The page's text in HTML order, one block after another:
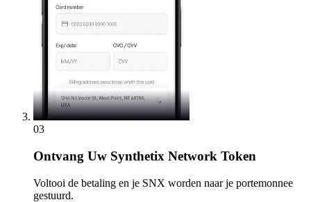
03
Ontvang Uw Synthetix Network Token
Voltooi de betaling en je SNX worden naar je portemonnee
gestuurd.